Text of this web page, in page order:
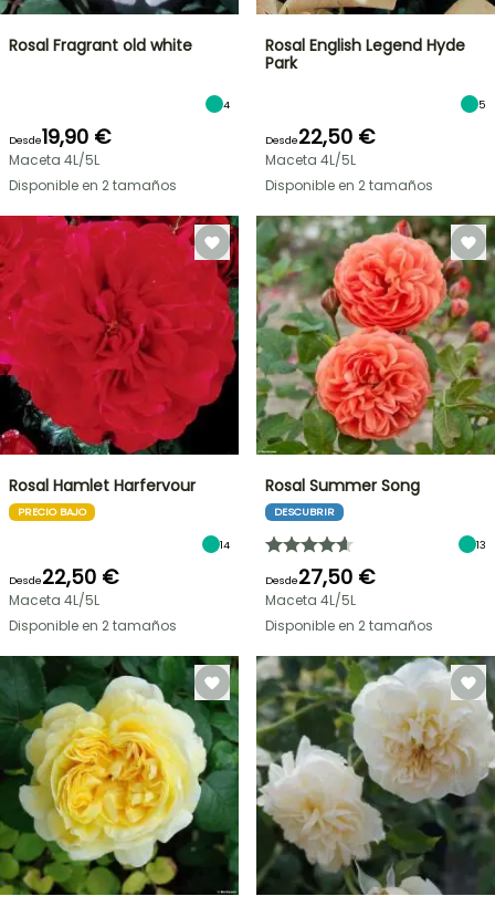
Rosal Fragrant old white
4
Desde19,90 €
Maceta 4L/5L
Disponible en 2 tamaños
Rosal English Legend Hyde
Park
5
Desde22,50 €
Maceta 4L/5L
Disponible en 2 tamaños
Rosal Hamlet Harfervour
PRECIO BAJO
14
Desde22,50 €
Maceta 4L/5L
Disponible en 2 tamaños
Rosal Summer Song
DESCUBRIR
13
Desde27,50 €
Maceta 4L/5L
Disponible en 2 tamaños